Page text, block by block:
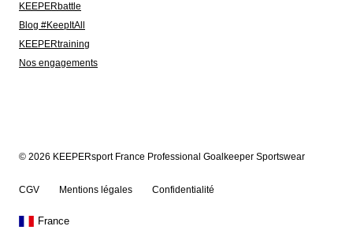
KEEPERbattle
Blog #KeepItAll
KEEPERtraining
Nos engagements
© 2026 KEEPERsport France Professional Goalkeeper Sportswear
CGV Mentions légales Confidentialité
France